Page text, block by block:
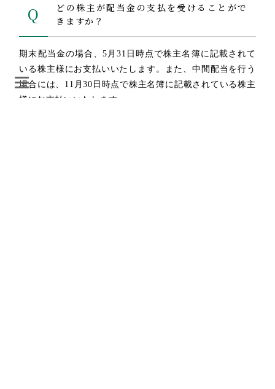
Q
どの株主が配当金の支払を受けることがで
きますか？
期末配当金の場合、5月31日時点で株主名簿に記載されて
いる株主様にお支払いいたします。また、中間配当を行う
場合には、11月30日時点で株主名簿に記載されている株主
様にお支払いいたします。